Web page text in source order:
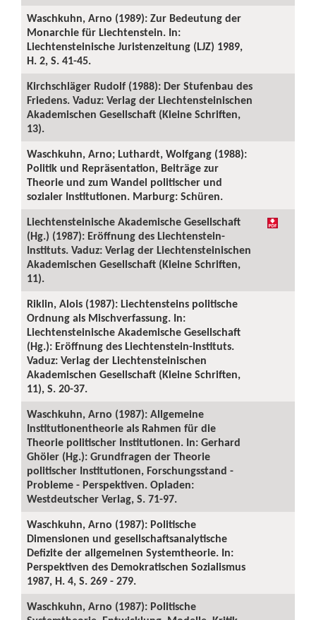
Waschkuhn, Arno (1989): Zur Bedeutung der
Monarchie für Liechtenstein. In:
Liechtensteinische Juristenzeitung (LJZ) 1989,
H. 2, S. 41-45.
Kirchschläger Rudolf (1988): Der Stufenbau des
Friedens. Vaduz: Verlag der Liechtensteinischen
Akademischen Gesellschaft (Kleine Schriften,
13).
Waschkuhn, Arno; Luthardt, Wolfgang (1988):
Politik und Repräsentation, Beiträge zur
Theorie und zum Wandel politischer und
sozialer Institutionen. Marburg: Schüren.
Liechtensteinische Akademische Gesellschaft
(Hg.) (1987): Eröffnung des Liechtenstein-
Instituts. Vaduz: Verlag der Liechtensteinischen
Akademischen Gesellschaft (Kleine Schriften,
11).
Riklin, Alois (1987): Liechtensteins politische
Ordnung als Mischverfassung. In:
Liechtensteinische Akademische Gesellschaft
(Hg.): Eröffnung des Liechtenstein-Instituts.
Vaduz: Verlag der Liechtensteinischen
Akademischen Gesellschaft (Kleine Schriften,
11), S. 20-37.
Waschkuhn, Arno (1987): Allgemeine
Institutionentheorie als Rahmen für die
Theorie politischer Institutionen. In: Gerhard
Ghöler (Hg.): Grundfragen der Theorie
politischer Institutionen, Forschungsstand -
Probleme - Perspektiven. Opladen:
Westdeutscher Verlag, S. 71-97.
Waschkuhn, Arno (1987): Politische
Dimensionen und gesellschaftsanalytische
Defizite der allgemeinen Systemtheorie. In:
Perspektiven des Demokratischen Sozialismus
1987, H. 4, S. 269 - 279.
Waschkuhn, Arno (1987): Politische